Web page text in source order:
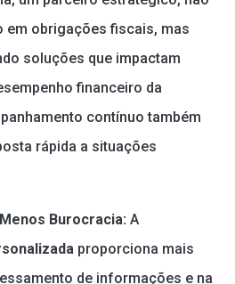
em obrigações fiscais, mas
soluções que impactam
financeiro da
contínuo também
rápida a situações
Burocracia: A
proporciona mais
de informações e na